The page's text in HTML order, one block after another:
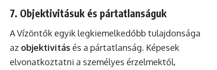
7. Objektivitásuk és pártatlanságuk
A Vízöntők egyik legkiemelkedőbb tulajdonsága
az objektivitás és a pártatlanság. Képesek
elvonatkoztatni a személyes érzelmektől,